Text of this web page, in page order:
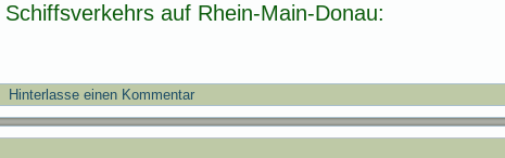
auf Rhein-Main-Donau:
Hinterlasse einen Kommentar